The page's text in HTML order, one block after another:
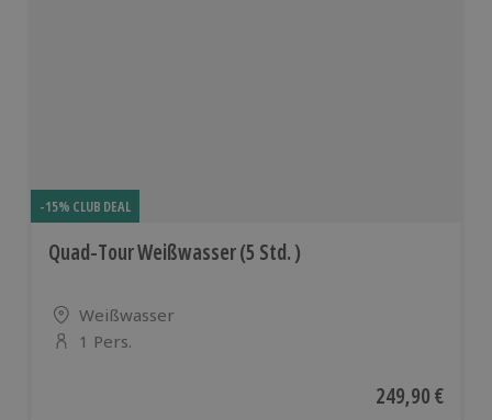
-15% CLUB DEAL
Quad-Tour Weißwasser (5 Std. )
Standort
Weißwasser
Anzahl der Teilnehmer
1 Pers.
Aktueller Preis
249,90 €